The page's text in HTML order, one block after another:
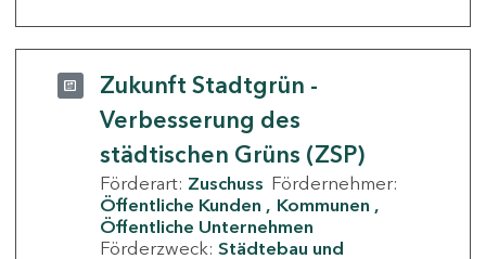
Zukunft Stadtgrün -
Verbesserung des
städtischen Grüns (ZSP)
Förderart: Zuschuss Fördernehmer:
Öffentliche Kunden
Kommunen
Öffentliche Unternehmen
Förderzweck: Städtebau und